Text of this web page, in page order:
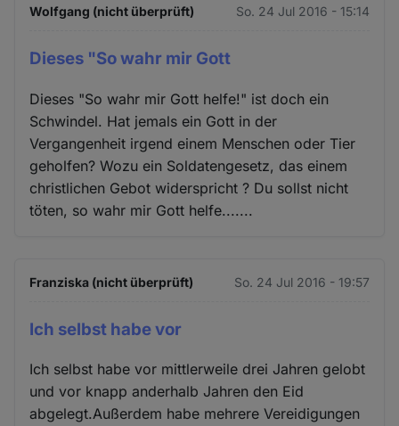
Wolfgang (nicht überprüft) So. 24 Jul 2016 - 15:14
Dieses "So wahr mir Gott
Dieses "So wahr mir Gott helfe!" ist doch ein
Schwindel. Hat jemals ein Gott in der
Vergangenheit irgend einem Menschen oder Tier
geholfen? Wozu ein Soldatengesetz, das einem
christlichen Gebot widerspricht ? Du sollst nicht
töten, so wahr mir Gott helfe.......
Franziska (nicht überprüft) So. 24 Jul 2016 - 19:57
Ich selbst habe vor
Ich selbst habe vor mittlerweile drei Jahren gelobt
und vor knapp anderhalb Jahren den Eid
abgelegt.Außerdem habe mehrere Vereidigungen